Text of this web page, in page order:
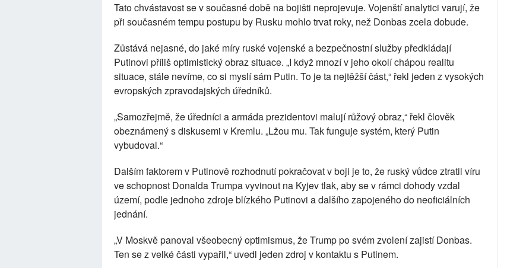
Tato chvástavost se v současné době na bojišti neprojevuje. Vojenští analytici varují, že
při současném tempu postupu by Rusku mohlo trvat roky, než Donbas zcela dobude.
Zůstává nejasné, do jaké míry ruské vojenské a bezpečnostní služby předkládají
Putinovi příliš optimistický obraz situace. „I když mnozí v jeho okolí chápou realitu
situace, stále nevíme, co si myslí sám Putin. To je ta nejtěžší část,“ řekl jeden z vysokých
evropských zpravodajských úředníků.
„Samozřejmě, že úředníci a armáda prezidentovi malují růžový obraz,“ řekl člověk
obeznámený s diskusemi v Kremlu. „Lžou mu. Tak funguje systém, který Putin
vybudoval.“
Dalším faktorem v Putinově rozhodnutí pokračovat v boji je to, že ruský vůdce ztratil víru
ve schopnost Donalda Trumpa vyvinout na Kyjev tlak, aby se v rámci dohody vzdal
území, podle jednoho zdroje blízkého Putinovi a dalšího zapojeného do neoficiálních
jednání.
„V Moskvě panoval všeobecný optimismus, že Trump po svém zvolení zajistí Donbas.
Ten se z velké části vypařil,“ uvedl jeden zdroj v kontaktu s Putinem.